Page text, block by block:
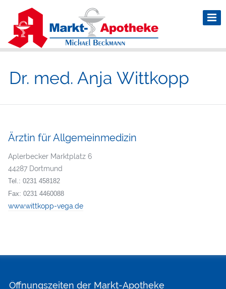
Dr. med. Anja Wittkopp
Ärztin für Allgemeinmedizin
Aplerbecker Marktplatz 6
44287 Dortmund
Tel.: 0231 458182
Fax: 0231 4460088
www.wittkopp-vega.de
Öffnungszeiten der Markt-Apotheke